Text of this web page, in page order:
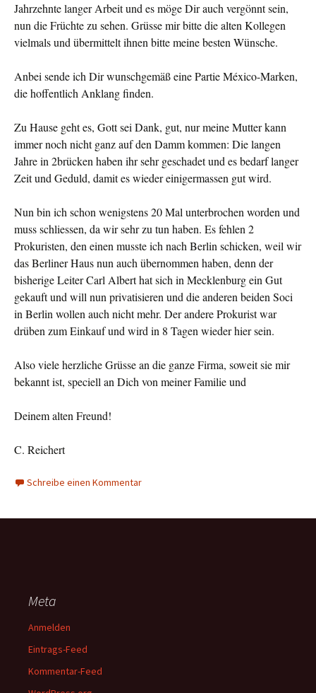
Jahrzehnte langer Arbeit und es möge Dir auch vergönnt sein,
nun die Früchte zu sehen. Grüsse mir bitte die alten Kollegen
vielmals und übermittelt ihnen bitte meine besten Wünsche.
Anbei sende ich Dir wunschgemäß eine Partie México-Marken,
die hoffentlich Anklang finden.
Zu Hause geht es, Gott sei Dank, gut, nur meine Mutter kann
immer noch nicht ganz auf den Damm kommen: Die langen
Jahre in 2brücken haben ihr sehr geschadet und es bedarf langer
Zeit und Geduld, damit es wieder einigermassen gut wird.
Nun bin ich schon wenigstens 20 Mal unterbrochen worden und
muss schliessen, da wir sehr zu tun haben. Es fehlen 2
Prokuristen, den einen musste ich nach Berlin schicken, weil wir
das Berliner Haus nun auch übernommen haben, denn der
bisherige Leiter Carl Albert hat sich in Mecklenburg ein Gut
gekauft und will nun privatisieren und die anderen beiden Soci
in Berlin wollen auch nicht mehr. Der andere Prokurist war
drüben zum Einkauf und wird in 8 Tagen wieder hier sein.
Also viele herzliche Grüsse an die ganze Firma, soweit sie mir
bekannt ist, speciell an Dich von meiner Familie und
Deinem alten Freund!
C. Reichert
Schreibe einen Kommentar
Meta
Anmelden
Eintrags-Feed
Kommentar-Feed